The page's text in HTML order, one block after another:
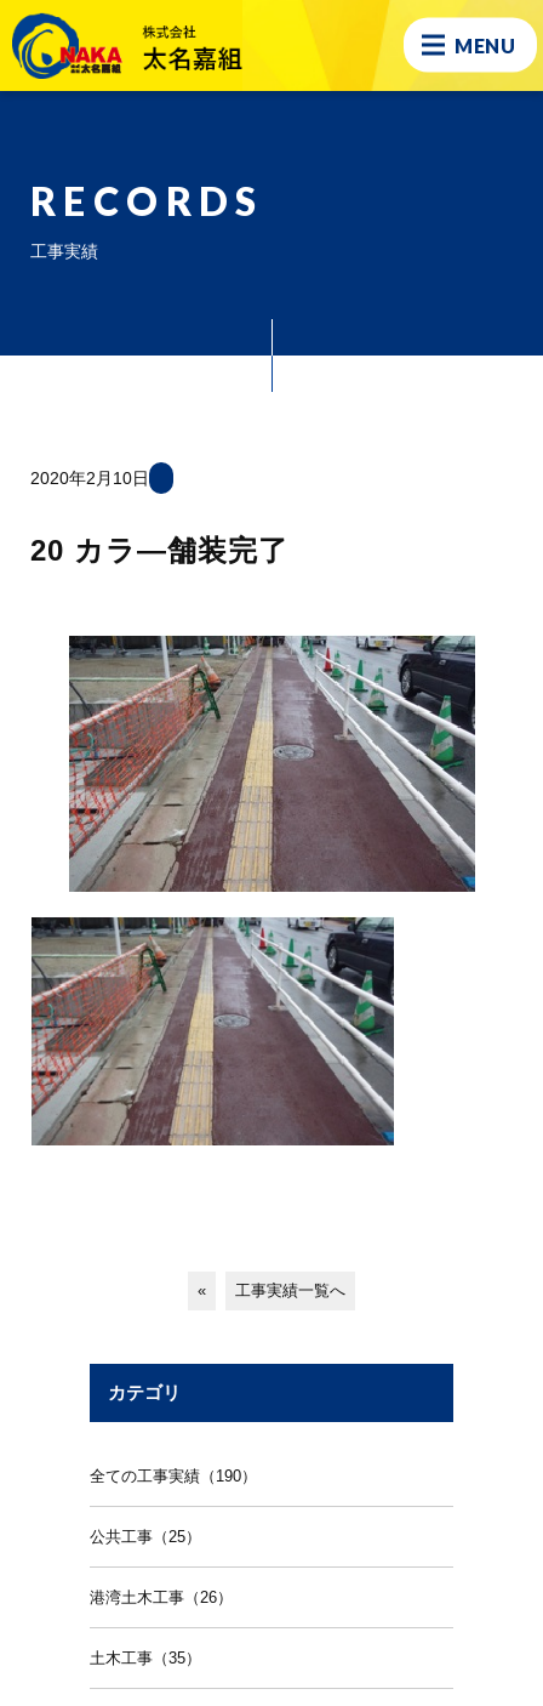
MENU
RECORDS
工事実績
2020年2月10日
20 カラ―舗装完了
« 工事実績一覧へ
カテゴリ
全ての工事実績（190）
公共工事（25）
港湾土木工事（26）
土木工事（35）